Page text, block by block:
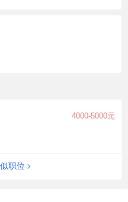
4000-5000元
职位